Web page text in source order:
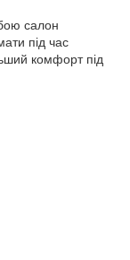
салон
під час
комфорт під